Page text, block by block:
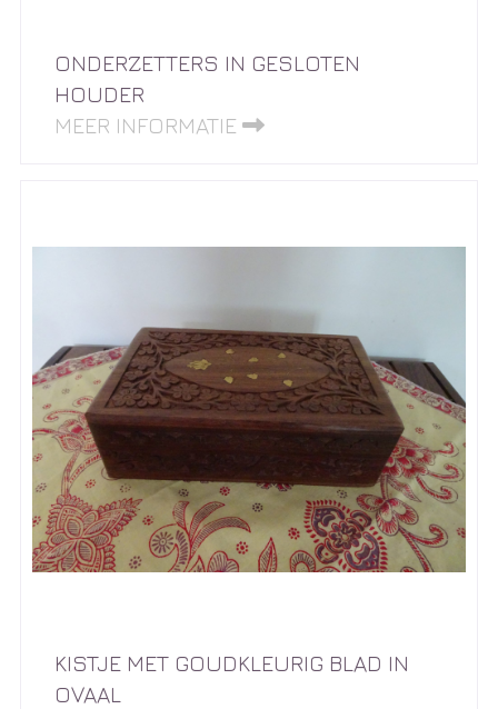
ONDERZETTERS IN GESLOTEN
HOUDER
MEER INFORMATIE
KISTJE MET GOUDKLEURIG BLAD IN
OVAAL